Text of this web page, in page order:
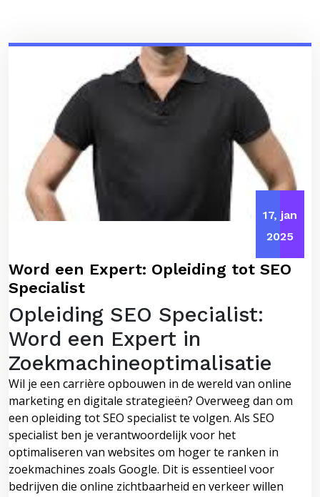
17, jan
2025
Word een Expert: Opleiding tot SEO
Specialist
Opleiding SEO Specialist:
Word een Expert in
Zoekmachineoptimalisatie
Wil je een carrière opbouwen in de wereld van online
marketing en digitale strategieën? Overweeg dan om
een opleiding tot SEO specialist te volgen. Als SEO
specialist ben je verantwoordelijk voor het
optimaliseren van websites om hoger te ranken in
zoekmachines zoals Google. Dit is essentieel voor
bedrijven die online zichtbaarheid en verkeer willen